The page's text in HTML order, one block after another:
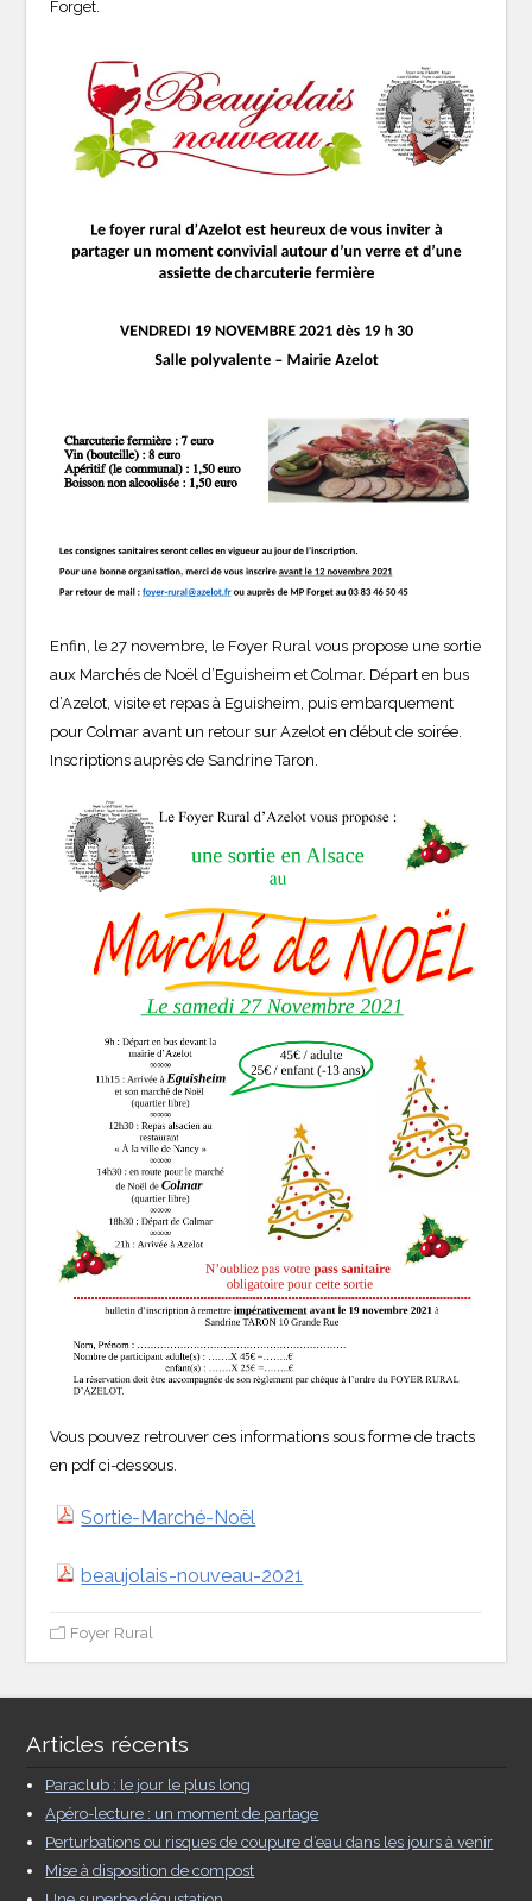
Forget.
Enfin, le 27 novembre, le Foyer Rural vous propose une sortie
aux Marchés de Noël d’Eguisheim et Colmar. Départ en bus
d’Azelot, visite et repas à Eguisheim, puis embarquement
pour Colmar avant un retour sur Azelot en début de soirée.
Inscriptions auprès de Sandrine Taron.
Vous pouvez retrouver ces informations sous forme de tracts
en pdf ci-dessous.
Sortie-Marché-Noël
beaujolais-nouveau-2021
Foyer Rural
Articles récents
Paraclub : le jour le plus long
Apéro-lecture : un moment de partage
Perturbations ou risques de coupure d’eau dans les jours à venir
Mise à disposition de compost